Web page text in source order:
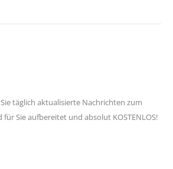
täglich aktualisierte Nachrichten zum
für Sie aufbereitet und absolut KOSTENLOS!